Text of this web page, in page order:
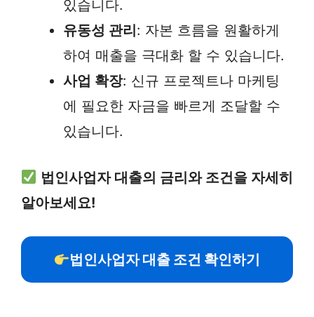
있습니다.
유동성 관리: 자본 흐름을 원활하게
하여 매출을 극대화 할 수 있습니다.
사업 확장: 신규 프로젝트나 마케팅
에 필요한 자금을 빠르게 조달할 수
있습니다.
법인사업자 대출의 금리와 조건을 자세히
알아보세요!
법인사업자 대출 조건 확인하기